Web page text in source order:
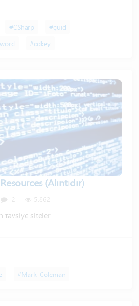
#CSharp
#guid
#cdkey
(Alıntıdır)
5.862
tavsiye siteler
#Mark-Coleman